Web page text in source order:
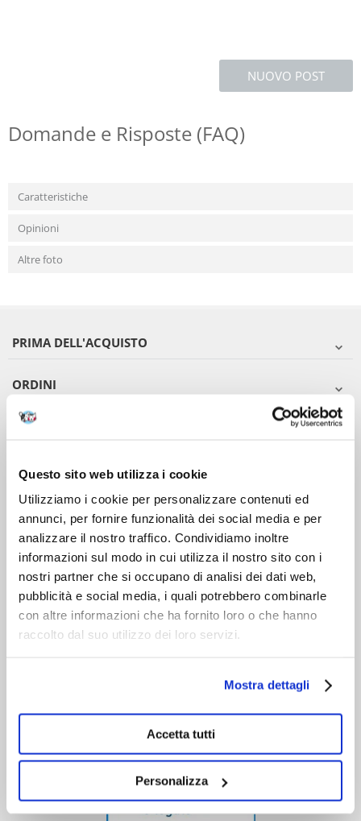
Questo sito web utilizza i cookie
Utilizziamo i cookie per personalizzare contenuti ed
annunci, per fornire funzionalità dei social media e per
analizzare il nostro traffico. Condividiamo inoltre
informazioni sul modo in cui utilizza il nostro sito con i
nostri partner che si occupano di analisi dei dati web,
pubblicità e social media, i quali potrebbero combinarle
con altre informazioni che ha fornito loro o che hanno
raccolto dal suo utilizzo dei loro servizi.
Mostra dettagli
Accetta tutti
Personalizza
NUOVO POST
Domande e Risposte (FAQ)
Caratteristiche
Opinioni
Altre foto
PRIMA DELL'ACQUISTO
ORDINI
DOPO L'ACQUISTO
VIENI A CONOSCERCI